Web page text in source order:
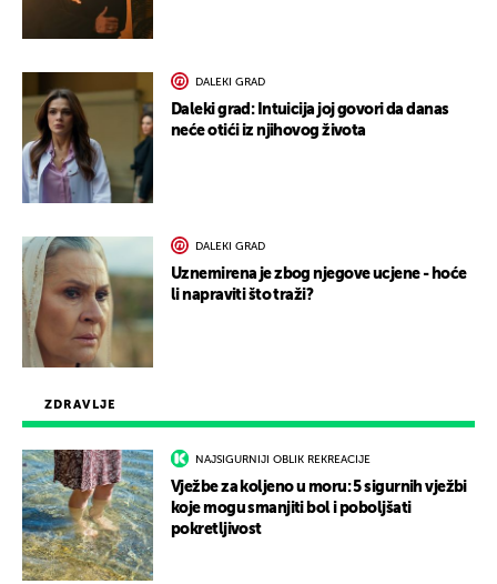
ZDRAVLJE
NAJSIGURNIJI OBLIK REKREACIJE
Vježbe za koljeno u moru: 5 sigurnih vježbi
koje mogu smanjiti bol i poboljšati
pokretljivost
DALEKI GRAD
Daleki grad: Intuicija joj govori da danas
neće otići iz njihovog života
DALEKI GRAD
Uznemirena je zbog njegove ucjene - hoće
li napraviti što traži?